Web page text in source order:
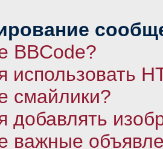
BBCode?
использовать
смайлики?
добавлять
важные